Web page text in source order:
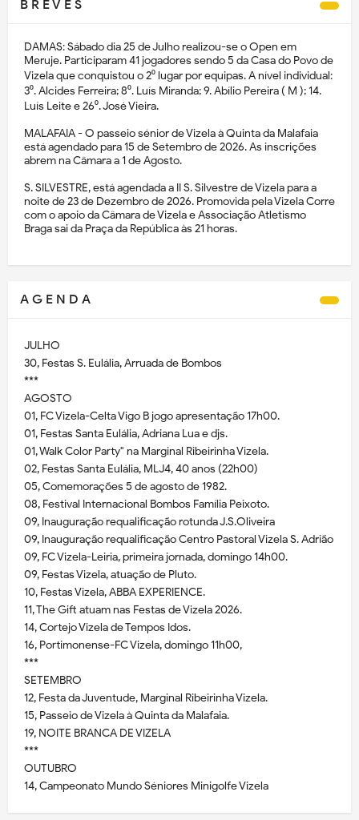
B R E V E S
DAMAS: Sábado dia 25 de Julho realizou-se o Open em
Meruje. Participaram 41 jogadores sendo 5 da Casa do Povo de
Vizela que conquistou o 2⁰ lugar por equipas. A nível individual:
3⁰. Alcides Ferreira; 8⁰. Luís Miranda; 9. Abílio Pereira ( M ); 14.
Luís Leite e 26⁰. José Vieira.
MALAFAIA - O passeio sénior de Vizela à Quinta da Malafaia
está agendado para 15 de Setembro de 2026. As inscrições
abrem na Câmara a 1 de Agosto.
S. SILVESTRE, está agendada a II S. Silvestre de Vizela para a
noite de 23 de Dezembro de 2026. Promovida pela Vizela Corre
com o apoio da Câmara de Vizela e Associação Atletismo
Braga sai da Praça da República às 21 horas.
A G E N D A
JULHO
30, Festas S. Eulália, Arruada de Bombos
***
AGOSTO
01, FC Vizela-Celta Vigo B jogo apresentação 17h00.
01, Festas Santa Eulália, Adriana Lua e djs.
01, Walk Color Party" na Marginal Ribeirinha Vizela.
02, Festas Santa Eulália, MLJ4, 40 anos (22h00)
05, Comemorações 5 de agosto de 1982.
08, Festival Internacional Bombos Família Peixoto.
09, Inauguração requalificação rotunda J.S.Oliveira
09, Inauguração requalificação Centro Pastoral Vizela S. Adrião
09, FC Vizela-Leiria, primeira jornada, domingo 14h00.
09, Festas Vizela, atuação de Pluto.
10, Festas Vizela, ABBA EXPERIENCE.
11, The Gift atuam nas Festas de Vizela 2026.
14, Cortejo Vizela de Tempos Idos.
16, Portimonense-FC Vizela, domingo 11h00,
***
SETEMBRO
12, Festa da Juventude, Marginal Ribeirinha Vizela.
15, Passeio de Vizela à Quinta da Malafaia.
19, NOITE BRANCA DE VIZELA
***
OUTUBRO
14, Campeonato Mundo Séniores Minigolfe Vizela